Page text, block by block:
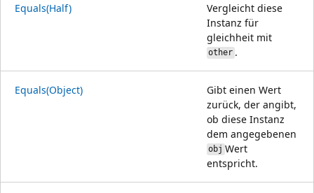
Equals(Half)
Vergleicht diese
Instanz für
gleichheit mit
other.
Equals(Object)
Gibt einen Wert
zurück, der angibt,
ob diese Instanz
dem angegebenen
obj Wert
entspricht.